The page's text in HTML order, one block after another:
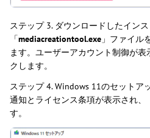
ステップ 3. ダウンロードしたイン
「mediacreationtool.exe 」ファイル
ます。ユーザーアカウント制御が
クします。
ステップ 4. Windows 11のセットア
通知とライセンス条項が表示され、
す。